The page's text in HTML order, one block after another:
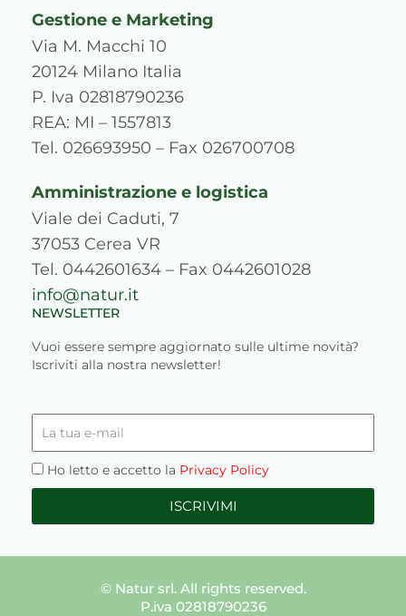
t
a
g
r
a
m
e
b
o
o
k
t
e
s
Gestione e Marketing
Via M. Macchi 10
20124 Milano Italia
P. Iva 02818790236
REA: MI – 1557813
Tel. 026693950 – Fax 026700708
Amministrazione e logistica
Viale dei Caduti, 7
37053 Cerea VR
Tel. 0442601634 – Fax 0442601028
info@natur.it
NEWSLETTER
Vuoi essere sempre aggiornato sulle ultime novità?
Iscriviti alla nostra newsletter!
tua
mail
Privacy
Ho letto e accetto la Privacy Policy
ISCRIVIMI
© Natur srl. All rights reserved.
P.iva 02818790236